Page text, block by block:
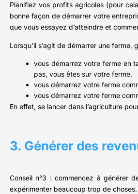
Planifiez vos profits agricoles (pour
bonne façon de démarrer votre
que vous essayez d’atteindre et
Lorsqu’il s’agit de démarrer une
vous démarrez votre ferme en
pas, vous êtes sur votre ferme.
vous démarrez votre ferme
vous démarrez votre ferme
En effet, se lancer dans l’agriculture
3. Générer des
Conseil n°3 : commencez à générer
expérimenter beaucoup trop de choses.